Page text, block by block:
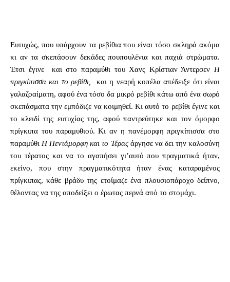
Ευτυχώς, που υπάρχουν τα ρεβίθια που είναι τόσο σκληρά ακόμα
κι αν τα σκεπάσουν δεκάδες πουπουλένια και παχιά στρώματα.
Έτσι έγινε και στο παραμύθι του Χανς Κρίστιαν Άντερσεν Η
πριγκίπισσα και το ρεβίθι,
και η νεαρή κοπέλα απέδειξε ότι είναι
γαλαζοαίματη, αφού ένα τόσο δα μικρό ρεβίθι κάτω από ένα σωρό
σκεπάσματα την εμπόδιζε να κοιμηθεί. Κι αυτό το ρεβίθι έγινε και
το κλειδί της ευτυχίας της, αφού παντρεύτηκε και τον όμορφο
πρίγκιπα του παραμυθιού. Κι αν η πανέμορφη πριγκίπισσα στο
παραμύθι Η Πεντάμορφη και το Τέραςάργησε να δει την καλοσύνη
του τέρατος και να το αγαπήσει γι’αυτό που πραγματικά ήταν,
εκείνο, που στην πραγματικότητα ήταν ένας καταραμένος
πρίγκιπας, κάθε βράδυ της ετοίμαζε ένα πλουσιοπάροχο δείπνο,
θέλοντας να της αποδείξει ο έρωτας περνά από το στομάχι.